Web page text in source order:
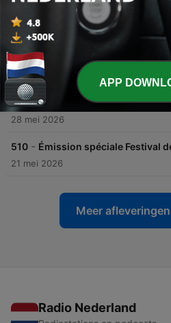
513 Résister avec Edgar Morin
04 jun. 2026
512 - Thomas Pesquet, droit
01 jun. 2026
511 - À l’aventure !
28 mei 2026
510 - Émission spéciale Festival
21 mei 2026
Meer
Radio Nederland
APP